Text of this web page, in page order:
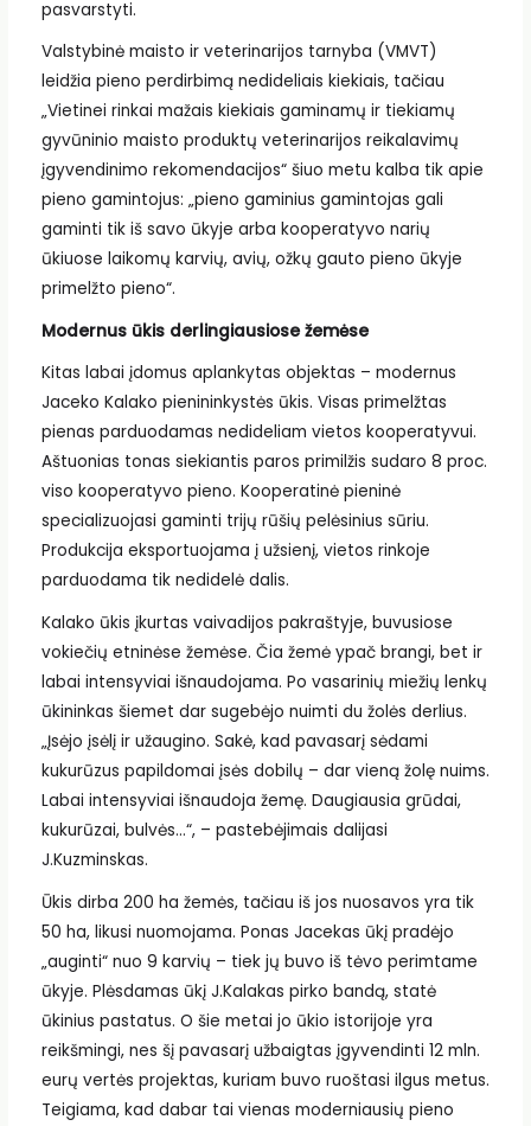
pasvarstyti.
Valstybinė maisto ir veterinarijos tarnyba (VMVT)
leidžia pieno perdirbimą nedideliais kiekiais, tačiau
„Vietinei rinkai mažais kiekiais gaminamų ir tiekiamų
gyvūninio maisto produktų veterinarijos reikalavimų
įgyvendinimo rekomendacijos“ šiuo metu kalba tik apie
pieno gamintojus: „pieno gaminius gamintojas gali
gaminti tik iš savo ūkyje arba kooperatyvo narių
ūkiuose laikomų karvių, avių, ožkų gauto pieno ūkyje
primelžto pieno“.
Modernus ūkis derlingiausiose žemėse
Kitas labai įdomus aplankytas objektas – modernus
Jaceko Kalako pienininkystės ūkis. Visas primelžtas
pienas parduodamas nedideliam vietos kooperatyvui.
Aštuonias tonas siekiantis paros primilžis sudaro 8 proc.
viso kooperatyvo pieno. Kooperatinė pieninė
specializuojasi gaminti trijų rūšių pelėsinius sūriu.
Produkcija eksportuojama į užsienį, vietos rinkoje
parduodama tik nedidelė dalis.
Kalako ūkis įkurtas vaivadijos pakraštyje, buvusiose
vokiečių etninėse žemėse. Čia žemė ypač brangi, bet ir
labai intensyviai išnaudojama. Po vasarinių miežių lenkų
ūkininkas šiemet dar sugebėjo nuimti du žolės derlius.
„Įsėjo įsėlį ir užaugino. Sakė, kad pavasarį sėdami
kukurūzus papildomai įsės dobilų – dar vieną žolę nuims.
Labai intensyviai išnaudoja žemę. Daugiausia grūdai,
kukurūzai, bulvės…“, – pastebėjimais dalijasi
J.Kuzminskas.
Ūkis dirba 200 ha žemės, tačiau iš jos nuosavos yra tik
50 ha, likusi nuomojama. Ponas Jacekas ūkį pradėjo
„auginti“ nuo 9 karvių – tiek jų buvo iš tėvo perimtame
ūkyje. Plėsdamas ūkį J.Kalakas pirko bandą, statė
ūkinius pastatus. O šie metai jo ūkio istorijoje yra
reikšmingi, nes šį pavasarį užbaigtas įgyvendinti 12 mln.
eurų vertės projektas, kuriam buvo ruoštasi ilgus metus.
Teigiama, kad dabar tai vienas moderniausių pieno